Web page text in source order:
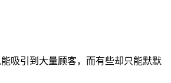
吸引到大量顾客，而有些却只能默默